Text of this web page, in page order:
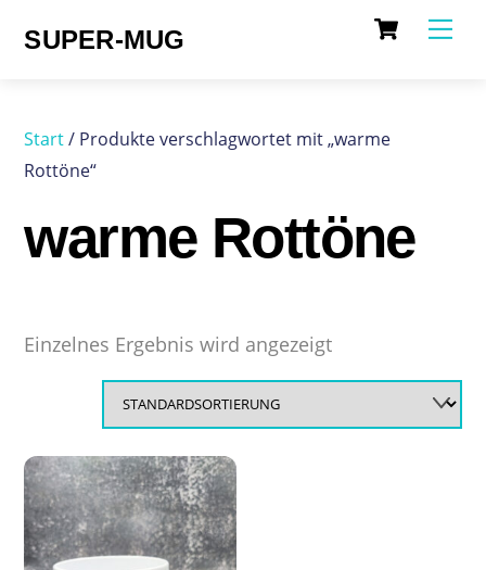
Cart
SUPER-MUG
Start/ Produkte verschlagwortet mit „warme
Rottöne“
warme Rottöne
Einzelnes Ergebnis wird angezeigt